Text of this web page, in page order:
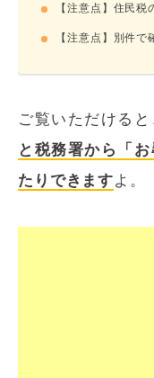
【注意点】住民税
【注意点】別件
ご覧いただける
と税務署から「
たりできますよ。